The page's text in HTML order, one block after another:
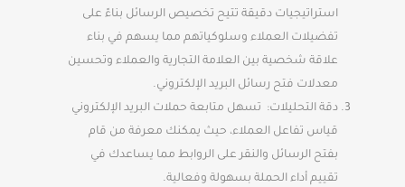
استراتيجيات دقيقة تتيح تخصيص الرسائل بناءً على
تفضيلات العملاء وسلوكياتهم مما يسهم في بناء
علاقة شخصية بين العلامة التجارية والعملاء وتحسين
معدلات فتح رسائل البريد الإلكتروني.
دقة التحليلات: تسهل متابعة حملات البريد الإلكتروني
قياس تفاعل العملاء، حيث يمكنك معرفة من قام
بفتح الرسائل والنقر على الروابط مما يساعدك في
تقييم أداء الحملة بسهولة وفعالية.